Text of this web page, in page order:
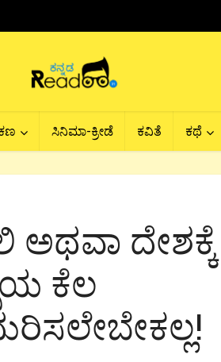
ಸಿನಿಮಾ-ಕ್ರೀಡೆ ಕವಿತೆ ಕಥೆ
ಅಥವಾ ದೇಶಕ್ಕೆ
ಕೆಲ